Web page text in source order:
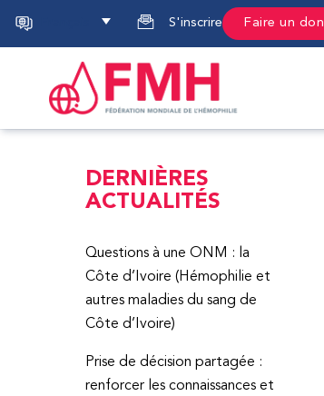
S'inscrire Faire un don
DERNIÈRES
ACTUALITÉS
Questions à une ONM : la
Côte d’Ivoire (Hémophilie et
autres maladies du sang de
Côte d’Ivoire)
Prise de décision partagée :
renforcer les connaissances et